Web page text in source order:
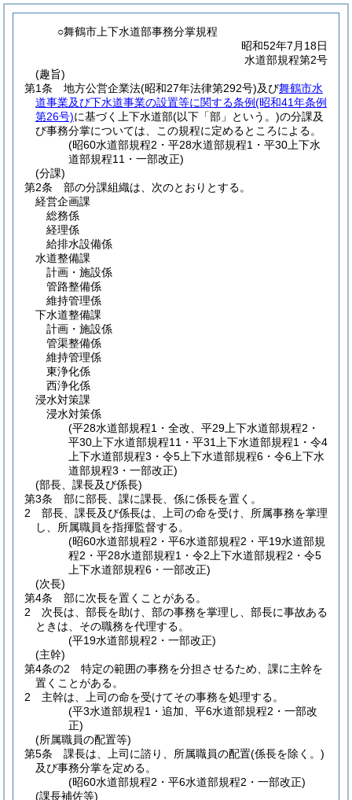
○舞鶴市上下水道部事務分掌規程
昭和52年7月18日
水道部規程第2号
(趣旨)
第1条
地方公営企業法(昭和27年法律第292号)及び舞鶴市水
道事業及び下水道事業の設置等に関する条例(昭和41年条例
第26号)に基づく上下水道部(以下「部」という。)の分課及
び事務分掌については、この規程に定めるところによる。
(昭60水道部規程2・平28水道部規程1・平30上下水
道部規程11・一部改正)
(分課)
第2条
部の分課組織は、次のとおりとする。
経営企画課
総務係
経理係
給排水設備係
水道整備課
計画・施設係
管路整備係
維持管理係
下水道整備課
計画・施設係
管渠整備係
維持管理係
東浄化係
西浄化係
浸水対策課
浸水対策係
(平28水道部規程1・全改、平29上下水道部規程2・
平30上下水道部規程11・平31上下水道部規程1・令4
上下水道部規程3・令5上下水道部規程6・令6上下水
道部規程3・一部改正)
(部長、課長及び係長)
第3条
部に部長、課に課長、係に係長を置く。
2
部長、課長及び係長は、上司の命を受け、所属事務を掌理
し、所属職員を指揮監督する。
(昭60水道部規程2・平6水道部規程2・平19水道部規
程2・平28水道部規程1・令2上下水道部規程2・令5
上下水道部規程6・一部改正)
(次長)
第4条
部に次長を置くことがある。
2
次長は、部長を助け、部の事務を掌理し、部長に事故ある
ときは、その職務を代理する。
(平19水道部規程2・一部改正)
(主幹)
第4条の2
特定の範囲の事務を分担させるため、課に主幹を
置くことがある。
2
主幹は、上司の命を受けてその事務を処理する。
(平3水道部規程1・追加、平6水道部規程2・一部改
正)
(所属職員の配置等)
第5条
課長は、上司に諮り、所属職員の配置(係長を除く。)
及び事務分掌を定める。
(昭60水道部規程2・平6水道部規程2・一部改正)
(課長補佐等)